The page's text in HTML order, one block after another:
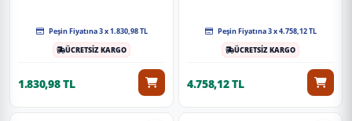
Peşin Fiyatına 3 x 1.830,98 TL
ÜCRETSİZ KARGO
1.830,98 TL
Peşin Fiyatına 3 x 4.758,12 TL
ÜCRETSİZ KARGO
4.758,12 TL